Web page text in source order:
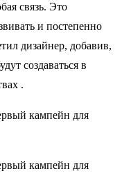
связь. Это
и постепенно
дизайнер, добавив,
создаваться в
.